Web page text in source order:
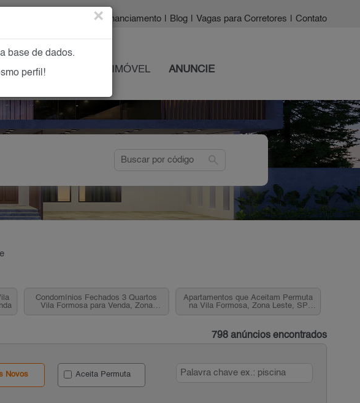
| Financiamento Blog Vagas para Corretores Contato
OFEREÇA SEU IMÓVEL ANUNCIE
search
Condomínios Fechados 3 Quartos
Vila Formosa para Venda, Zona
Apartamentos que Aceitam Permuta
na Vila Formosa, Zona Leste, SP
798 anúncios encontrados
Novos Aceita Permuta
×
base de dados.
perfil!